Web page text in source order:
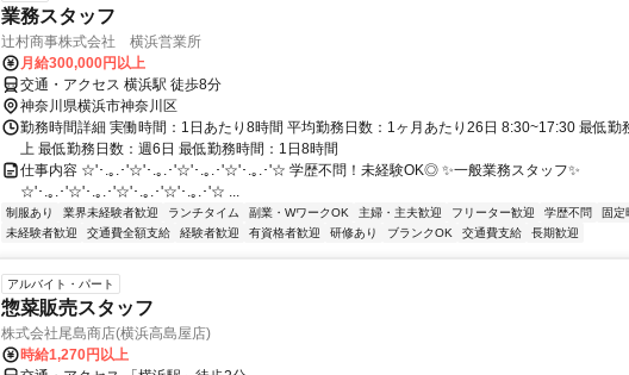
業務スタッフ
辻村商事株式会社 横浜営業所
月給300,000円以上
交通・アクセス 横浜駅 徒歩8分
神奈川県横浜市神奈川区
勤務時間詳細 実働時間：1日あたり8時間 平均勤務日数：1ヶ月あたり26日 8:30~17:30 最低勤
上 最低勤務日数：週6日 最低勤務時間：1日8時間
仕事内容 ☆'･.｡.･'☆'･.｡.･'☆'･.｡.･'☆'･.｡.･'☆ 学歴不問！未経験OK◎ ✨一般業務スタッフ✨
☆'･.｡.･'☆'･.｡.･'☆'･.｡.･'☆'･.｡.･'☆ ...
制服あり 業界未経験者歓迎 ランチタイム 副業・WワークOK 主婦・主夫歓迎 フリーター歓迎 学歴不問
固定
未経験者歓迎
交通費全額支給 経験者歓迎 有資格者歓迎 研修あり ブランクOK 交通費支給 長期歓迎
アルバイト・パート
惣菜販売スタッフ
株式会社尾島商店(横浜高島屋店)
時給1,270円以上